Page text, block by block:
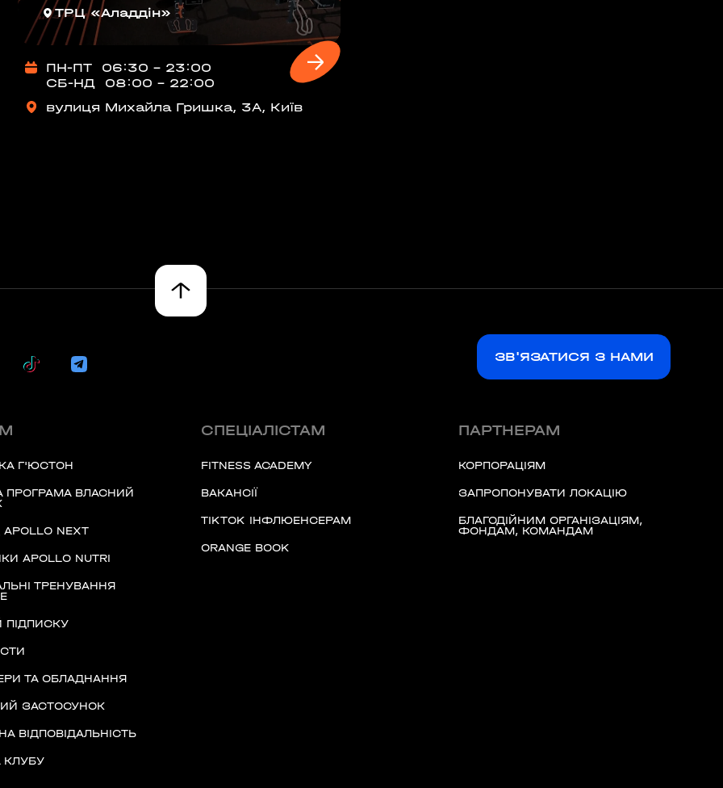
Україна
Україна, 10002
область,
ТРЦ «Аладдін»
вулиця Михайла Гришка, 3А, Київ
ПН-ПТ
06:30 - 23:00
СБ-НД
08:00 - 22:00
О 9:00 ми зупиняємось
00 59
Ми пам’ятаємо.
ЗВ'ЯЗАТИСЯ З НАМИ
Г'ЮСТОН
ПРОГРАМА ВЛАСНИЙ
APOLLO NEXT
APOLLO NUTRI
ТРЕНУВАННЯ
ПІДПИСКУ
ТА ОБЛАДНАННЯ
ЗАСТОСУНОК
ВІДПОВІДАЛЬНІСТЬ
КЛУБУ
СПЕЦІАЛІСТАМ
FITNESS ACADEMY
ВАКАНСІЇ
TIKTOK ІНФЛЮЕНСЕРАМ
ORANGE BOOK
ПАРТНЕРАМ
КОРПОРАЦІЯМ
ЗАПРОПОНУВАТИ ЛОКАЦІЮ
БЛАГОДІЙНИМ ОРГАНІЗАЦІЯМ,
ФОНДАМ, КОМАНДАМ